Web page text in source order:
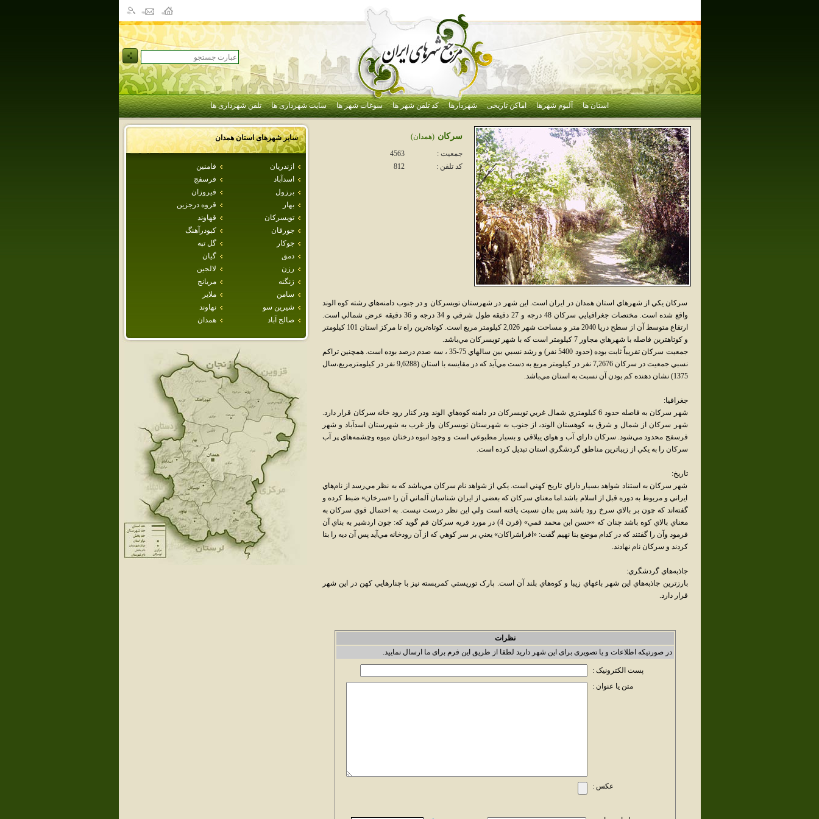
استان ها آلبوم شهرها اماکن تاریخی شهردارها کد تلفن شهر ها سوغات شهر ها سایت شهرداری ها تلفن شهرداری ها
سایر شهرهای استانهمدان
ازندريان
فامنين
اسدآباد
فرسفج
برزول
فيروزان
بهار
قروه درجزين
تويسركان
قهاوند
جورقان
كبودرآهنگ
جوكار
گل تپه
دمق
گيان
رزن
لالجين
زنگنه
مريانج
سامن
ملاير
شيرين سو
نهاوند
صالح آباد
همدان
سركان (همدان)
جمعیت :
4563
کد تلفن :
812
سركان يكي از شهرهاي استان همدان در ايران است. اين شهر در شهرستان تويسركان و در جنوب دامنه‌هاي رشته كوه الوند
واقع شده است. مختصات جغرافيايي سركان 48 درجه و 27 دقيقه طول شرقي و 34 درجه و 36 دقيقه عرض شمالي است.
ارتفاع متوسط آن از سطح دريا 2040 متر و مساحت شهر 2,026 كيلومتر مربع است. كوتاه‌ترين راه تا مركز استان 101 كيلومتر
و كوتاهترين فاصله با شهرهاي مجاور 7 كيلومتر است که با شهر تويسركان مي‌باشد.
جمعيت سركان تقريباً ثابت بوده (حدود 5400 نفر) و رشد نسبي بين سالهاي 75-35 ، سه صدم درصد بوده است. همچنين تراكم
نسبي جمعيت در سركان 7,2676 نفر در كيلومتر مربع به دست مي‌آيد كه در مقايسه با استان (9,6288 نفر در كيلومترمربع،سال
1375) نشان دهنده كم بودن آن نسبت به استان مي‌باشد.
جغرافيا:
شهر سرکان به فاصله حدود 6 کيلومتري شمال غربي تويسرکان در دامنه کوه‌هاي الوند ودر کنار رود خانه سرکان قرار دارد.
شهر سرکان از شمال و شرق به کوهستان الوند، از جنوب به شهرستان تويسرکان واز غرب به شهرستان اسدآباد و شهر
فرسفج محدود مي‌شود. سرکان داراي آب و هواي ييلاقي و بسيار مطبوعي است و وجود انبوه درختان ميوه وچشمه‌هاي پر آب
سرکان را به يکي از زيباترين مناطق گردشگري استان تبديل کرده است.
تاريخ:
شهر سرکان به استناد شواهد بسيار داراي تاريخ کهني است. يکي از شواهد نام سرکان مي‌باشد که به نظر مي‌رسد از نام‌هاي
ايراني و مربوط به دوره قبل از اسلام باشد.اما معناي سرکان که بعضي از ايران شناسان آلماني آن را «سرخان» ضبط کرده و
گفته‌اند که چون بر بالاي سرخ رود باشد پس بدان نسبت يافته است ولي اين نظر درست نيست. به احتمال قوي سرکان به
معناي بالاي کوه باشد چنان که «حسن ابن محمد قمي» (قرن 4) در مورد قريه سرکان قم گويد که: چون اردشير به بناي آن
فرمود وآن را گفتند که در کدام موضع بنا نهيم گفت: «افراسَراکان» يعني بر سر کوهي که از آن رودخانه مي‌آيد پس آن ديه را بنا
کردند و سرکان نام نهادند.
جاذبه‌هاي گردشگري:
بارز‌ترين جاذبه‌هاي اين شهر باغهاي زيبا و کوه‌هاي بلند آن است. پارک توريستي کمربسته نيز با چنارهايي کهن در اين شهر
قرار دارد.
نظرات
در صورتیکه اطلاعات و یا تصویری برای این شهر دارید لطفا از طریق این فرم برای ما ارسال نمایید.
پست الکترونیک :
متن یا عنوان :
عکس :